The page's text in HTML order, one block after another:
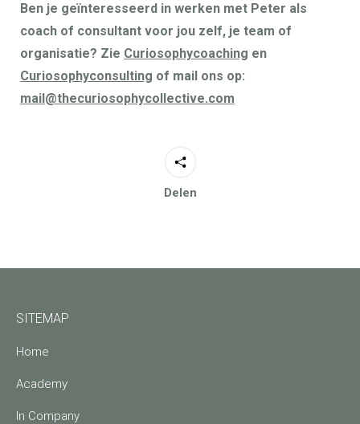
Ben je geïnteresseerd in werken met Peter als
coach of consultant voor jou zelf, je team of
organisatie? Zie Curiosophycoaching en
Curiosophyconsulting of mail ons op:
mail@thecuriosophycollective.com
Delen
SITEMAP
Home
Academy
In Company